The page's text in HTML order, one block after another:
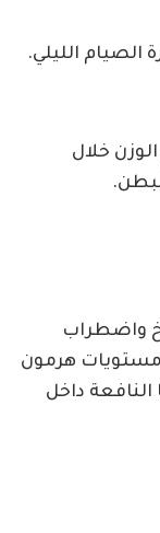
الصيام الليلي.
خلال
واضطراب
مستويات هرمون
النافعة داخل